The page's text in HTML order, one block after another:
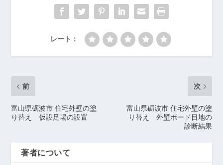
レート：
前
富山県砺波市 住宅外壁の塗
り替え 仮設足場の設置
次
富山県砺波市 住宅外壁の塗
り替え 外壁ボード目地の
診断結果
著者について